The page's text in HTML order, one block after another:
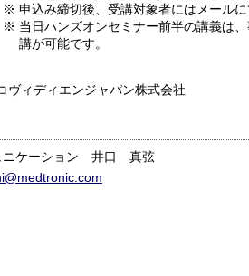
※ 申込み締切後、受講対象者にはメールに
※ 当日ハンズオンセミナー前半の講義は
講が可能です。
ヴィディエンジャパン株式会社
ニケーション 井口 真弦